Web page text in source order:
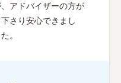
アドバイザーの方が
さり安心できまし
。